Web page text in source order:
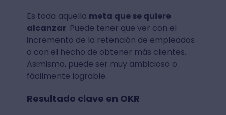
Es toda aquella meta que se quiere
alcanzar. Puede tener que ver con el
incremento de la retención de empleados
o con el hecho de obtener más clientes.
Asimismo, puede ser muy ambicioso o
fácilmente lograble.
Resultado clave en OKR